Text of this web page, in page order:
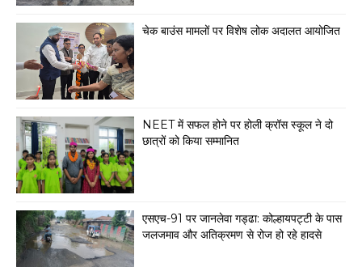
चेक बाउंस मामलों पर विशेष लोक अदालत आयोजित
NEET में सफल होने पर होली क्रॉस स्कूल ने दो
छात्रों को किया सम्मानित
एसएच-91 पर जानलेवा गड्ढा: कोल्हायपट्टी के पास
जलजमाव और अतिक्रमण से रोज हो रहे हादसे